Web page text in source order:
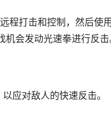
程打击和控制，然后使
会发动光速拳进行反击
应对敌人的快速反击。